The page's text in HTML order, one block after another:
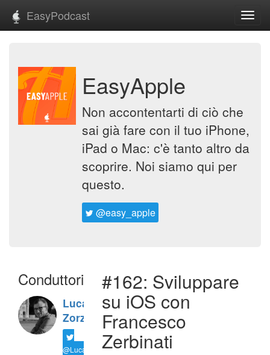
EasyPodcast
EasyApple
Non accontentarti di ciò che
sai già fare con il tuo iPhone,
iPad o Mac: c'è tanto altro da
scoprire. Noi siamo qui per
questo.
@easy_apple
Conduttori
Luca
Zorzi
@LucaTNT
#162: Sviluppare
su iOS con
Francesco
Zerbinati